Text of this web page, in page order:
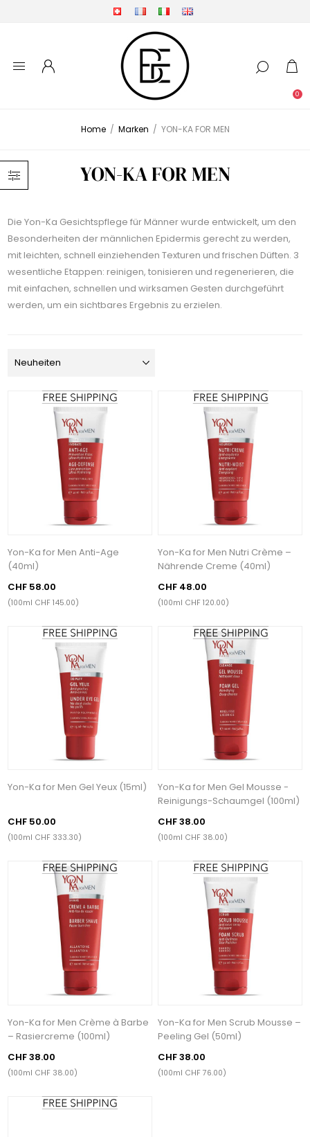
0
Home / Marken / YON-KA FOR MEN
YON-KA FOR MEN
Die Yon-Ka Gesichtspflege für Männer wurde entwickelt, um den
Besonderheiten der männlichen Epidermis gerecht zu werden,
mit leichten, schnell einziehenden Texturen und frischen Düften. 3
wesentliche Etappen: reinigen, tonisieren und regenerieren, die
mit einfachen, schnellen und wirksamen Gesten durchgeführt
werden, um ein sichtbares Ergebnis zu erzielen.
Yon-Ka for Men Anti-Age
(40ml)
CHF 58.00
(100ml CHF 145.00)
Yon-Ka for Men Nutri Crème –
Nährende Creme (40ml)
CHF 48.00
(100ml CHF 120.00)
Yon-Ka for Men Gel Yeux (15ml)
CHF 50.00
(100ml CHF 333.30)
Yon-Ka for Men Gel Mousse -
Reinigungs-Schaumgel (100ml)
CHF 38.00
(100ml CHF 38.00)
Yon-Ka for Men Crème à Barbe
– Rasiercreme (100ml)
CHF 38.00
(100ml CHF 38.00)
Yon-Ka for Men Scrub Mousse –
Peeling Gel (50ml)
CHF 38.00
(100ml CHF 76.00)